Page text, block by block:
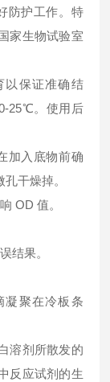
防护工作。特
家生物试验室
以保证准确结
25℃。使用后
加入底物前确
干燥掉。
OD 值。
结果。
凝聚在冷板条
溶剂所散发的
反应试剂的生